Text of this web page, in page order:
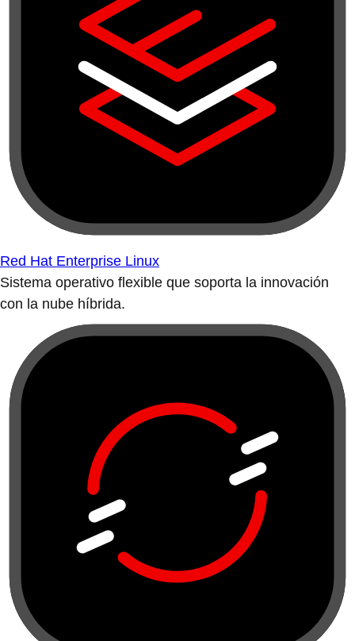
Red Hat Enterprise Linux
Sistema operativo flexible que soporta la innovación
con la nube híbrida.